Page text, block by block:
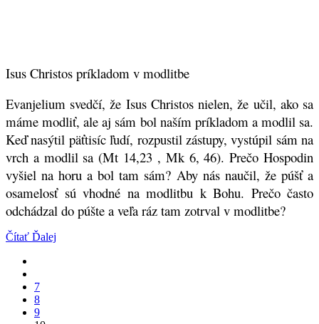
Isus Christos príkladom v modlitbe
Evanjelium svedčí, že Isus Christos nielen, že učil, ako sa
máme modliť, ale aj sám bol naším príkladom a modlil sa.
Keď nasýtil päťtisíc ľudí, rozpustil zástupy, vystúpil sám na
vrch a modlil sa (Mt 14,23 , Mk 6, 46). Prečo Hospodin
vyšiel na horu a bol tam sám? Aby nás naučil, že púšť a
osamelosť sú vhodné na modlitbu k Bohu. Prečo často
odchádzal do púšte a veľa ráz tam zotrval v modlitbe?
Čítať Ďalej
7
8
9